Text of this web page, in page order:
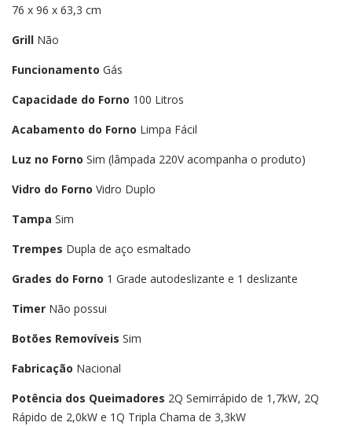
76 x 96 x 63,3 cm
Grill Não
Funcionamento Gás
Capacidade do Forno 100 Litros
Acabamento do Forno Limpa Fácil
Luz no Forno Sim (lâmpada 220V acompanha o produto)
Vidro do Forno Vidro Duplo
Tampa Sim
Trempes Dupla de aço esmaltado
Grades do Forno 1 Grade autodeslizante e 1 deslizante
Timer Não possui
Botões Removíveis Sim
Fabricação Nacional
Potência dos Queimadores 2Q Semirrápido de 1,7kW, 2Q
Rápido de 2,0kW e 1Q Tripla Chama de 3,3kW